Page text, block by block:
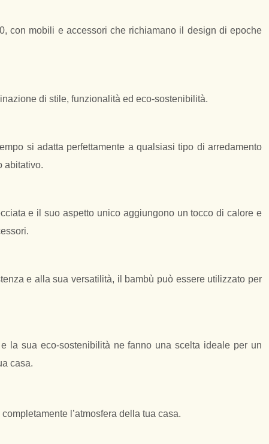
con mobili e accessori che richiamano il design di epoche
di stile, funzionalità ed eco-sostenibilità.
si adatta perfettamente a qualsiasi tipo di arredamento
abitativo.
e il suo aspetto unico aggiungono un tocco di calore e
e alla sua versatilità, il bambù può essere utilizzato per
la sua eco-sostenibilità ne fanno una scelta ideale per un
casa.
l’atmosfera della tua casa.